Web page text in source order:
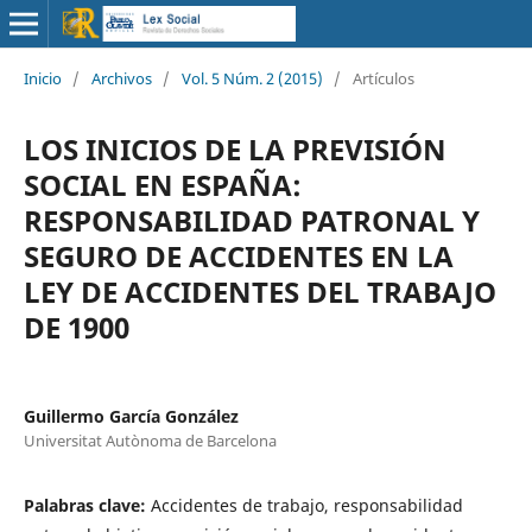
Inicio / Archivos / Vol. 5 Núm. 2 (2015) / Artículos
LOS INICIOS DE LA PREVISIÓN
SOCIAL EN ESPAÑA:
RESPONSABILIDAD PATRONAL Y
SEGURO DE ACCIDENTES EN LA
LEY DE ACCIDENTES DEL TRABAJO
DE 1900
Guillermo García González
Universitat Autònoma de Barcelona
Palabras clave: Accidentes de trabajo, responsabilidad